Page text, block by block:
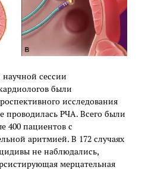
сессии
были
исследования
проводилась РЧА. Всего были
400 пациентов с
аритмией. В 172 случаях
не наблюдались,
мерцательная